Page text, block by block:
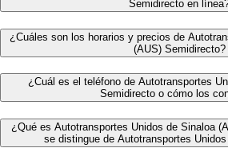
Semidirecto en
¿Cuáles son los horarios y precios de
(AUS) Semidirecto?
¿Cuál es el teléfono de Autotransportes
Semidirecto o cómo los
¿Qué es Autotransportes Unidos de Sinaloa
se distingue de Autotransportes